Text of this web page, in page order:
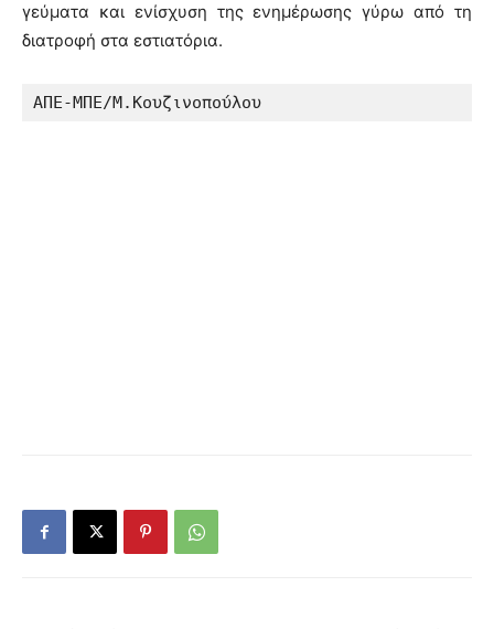
γεύματα και ενίσχυση της ενημέρωσης γύρω από τη
διατροφή στα εστιατόρια.
ΑΠΕ-ΜΠΕ/Μ.Κουζινοπούλου